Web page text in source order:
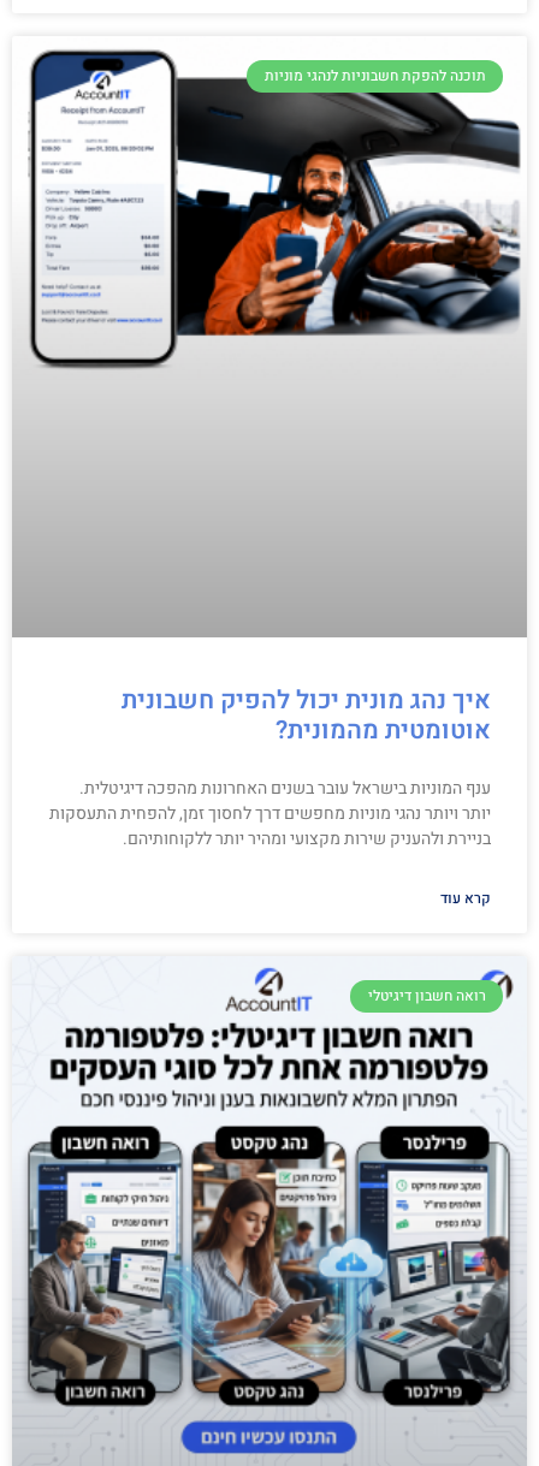
תוכנה להפקת חשבוניות לנהגי מוניות
איך נהג מונית יכול להפיק חשבונית
אוטומטית מהמונית?
ענף המוניות בישראל עובר בשנים האחרונות מהפכה דיגיטלית.
יותר ויותר נהגי מוניות מחפשים דרך לחסוך זמן, להפחית התעסקות
בניירת ולהעניק שירות מקצועי ומהיר יותר ללקוחותיהם.
קרא עוד
רואה חשבון דיגיטלי